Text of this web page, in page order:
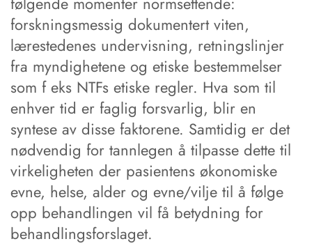
forskningsmessig dokumentert viten,
lærestedenes undervisning, retningslinjer
fra myndighetene og etiske bestemmelser
som f eks NTFs etiske regler. Hva som til
enhver tid er faglig forsvarlig, blir en
syntese av disse faktorene. Samtidig er det
nødvendig for tannlegen å tilpasse dette til
virkeligheten der pasientens økonomiske
evne, helse, alder og evne/vilje til å følge
opp behandlingen vil få betydning for
behandlingsforslaget.